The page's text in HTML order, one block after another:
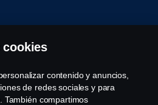
cookies
contenido y anuncios,
de redes sociales y para
También compartimos